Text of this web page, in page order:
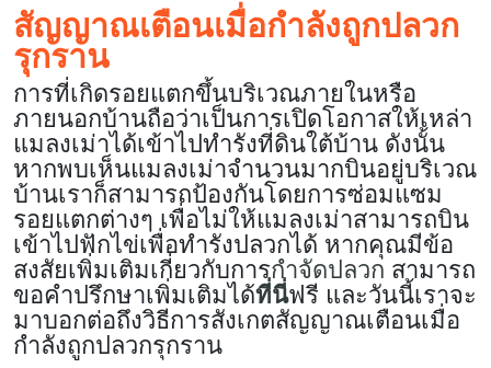
สัญญาณเตือนเมื่อกำลังถูกปลวก
รุกราน
การที่เกิดรอยแตกขึ้นบริเวณภายในหรือ
ภายนอกบ้านถือว่าเป็นการเปิดโอกาสให้เหล่า
แมลงเม่าได้เข้าไปทำรังที่ดินใต้บ้าน ดังนั้น
หากพบเห็นแมลงเม่าจำนวนมากบินอยู่บริเวณ
บ้านเราก็สามารถป้องกันโดยการซ่อมแซม
รอยแตกต่างๆ เพื่อไม่ให้แมลงเม่าสามารถบิน
เข้าไปฟักไข่เพื่อทำรังปลวกได้ หากคุณมีข้อ
สงสัยเพิ่มเติมเกี่ยวกับการกำจัดปลวก สามารถ
ขอคำปรึกษาเพิ่มเติมได้ที่นี่ฟรี และวันนี้เราจะ
มาบอกต่อถึงวิธีการสังเกตสัญญาณเตือนเมื่อ
กำลังถูกปลวกรุกราน